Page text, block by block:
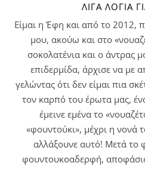
ΛΊΓΑ ΛΌΓΙΑ
Είμαι η Έφη και από το 2012,
μου, ακούω και στο
σοκολατένια και ο άντρας
επιδερμίδα, άρχισε να με
γελώντας ότι δεν είμαι πια
τον καρπό του έρωτα μας,
έμεινε εμένα το
«φουντούκι», μέχρι η νονά
αλλάξουνε αυτό! Μετά το
φουντουκοαδερφή,